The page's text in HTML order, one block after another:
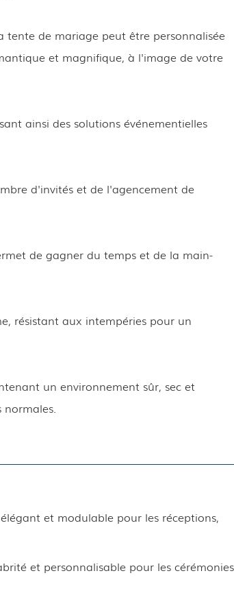
tente de mariage peut être personnalisée
et magnifique, à l'image de votre
ainsi des solutions événementielles
d'invités et de l'agencement de
de gagner du temps et de la main-
résistant aux intempéries pour un
un environnement sûr, sec et
et modulable pour les réceptions,
et personnalisable pour les cérémonies